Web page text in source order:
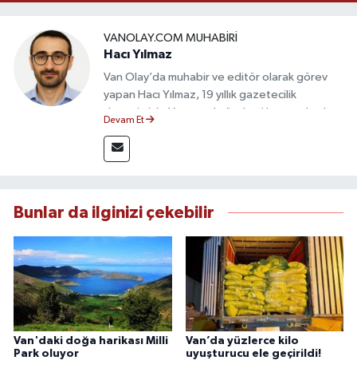
VANOLAY.COM MUHABIRI
Hacı Yılmaz
Van Olay’da muhabir ve editör olarak görev
yapan Hacı Yılmaz, 19 yıllık gazetecilik
deneyimiyle Van yerel gündemi başta olmak
takip etmektedir. Editoryal sürece katkı sunan
Yılmaz, tarafsızlık, doğruluk ve etik ilkeler
bilgilendirmektedir.
Devam Et
Bunlar da ilginizi çekebilir
Van'daki doğa harikası Milli
Park oluyor
Van’da yüzlerce kilo
uyuşturucu ele geçirildi!